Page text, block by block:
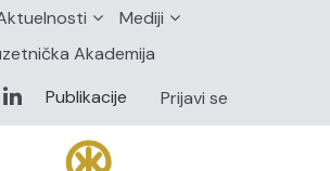
Mediji
Akademija
Publikacije
Prijavi se